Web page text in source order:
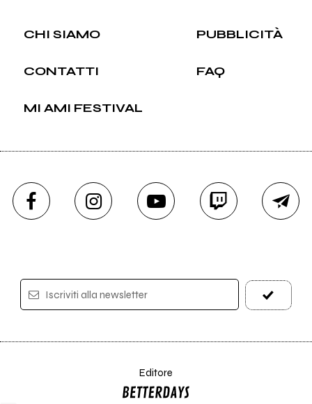
CHI SIAMO PUBBLICITÀ
CONTATTI FAQ
MI AMI FESTIVAL
Iscriviti alla newsletter
Editore